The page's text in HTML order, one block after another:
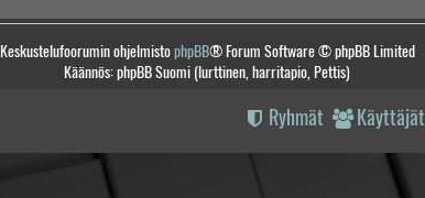
Keskustelufoorumin ohjelmistophpBB® Forum Software © phpBB Limited
Käännös: phpBB Suomi (lurttinen, harritapio, Pettis)
Käyttäjät
Ryhmät